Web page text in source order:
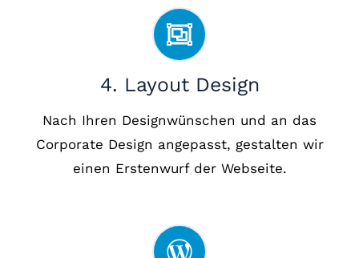
4. Layout Design
Nach Ihren Designwünschen und an das
Corporate Design angepasst, gestalten wir
einen Erstenwurf der Webseite.